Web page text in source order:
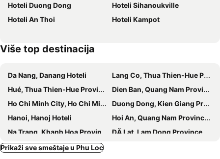
Ngoc Chau Hotel
La Veranda Resort Phu Quoc - MGallery Collection
Trung Huynh Bungalow
Leaf Hotel Phu Quoc
Hoteli Duong Dong
Hoteli Sihanoukville
Hoteli An Thoi
Hoteli Kampot
Više top destinacija
Da Nang, Danang Hoteli
Lang Co, Thua Thien-Hue Province Hoteli
Hué, Thua Thien-Hue Province Hoteli
Dien Ban, Quang Nam Province Hoteli
Ho Chi Minh City, Ho Chi Minh Municipality Hoteli
Duong Dong, Kien Giang Province Hoteli
Hanoi, Hanoj Hoteli
Hoi An, Quang Nam Province Hoteli
Na Trang, Khanh Hoa Province Hoteli
ĐĂ Lạt, Lam Dong Province Hoteli
Prikaži sve smeštaje u Phu Loc